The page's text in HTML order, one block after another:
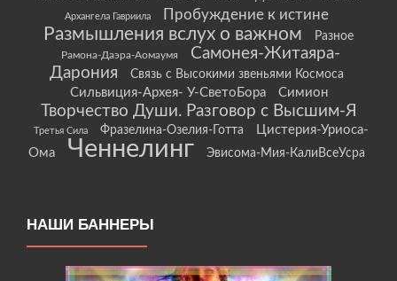
Архангела Гавриила
Пробуждение к истине
Размышления вслух о важном Разное
Рамона-Даэра-Аомаумя
Самонея-Житаяра-
Дарония
Связь с Высокими звеньями Космоса
Сильвиция-Архея- У-СветоБора Симион
Творчество Души. Разговор с Высшим-Я
Третья Сила Фразелина-Озелия-Готта
Цистерия-Уриоса-
Ома
Ченнелинг Эвисома-Мия-КалиВсеУсра
НАШИ БАННЕРЫ